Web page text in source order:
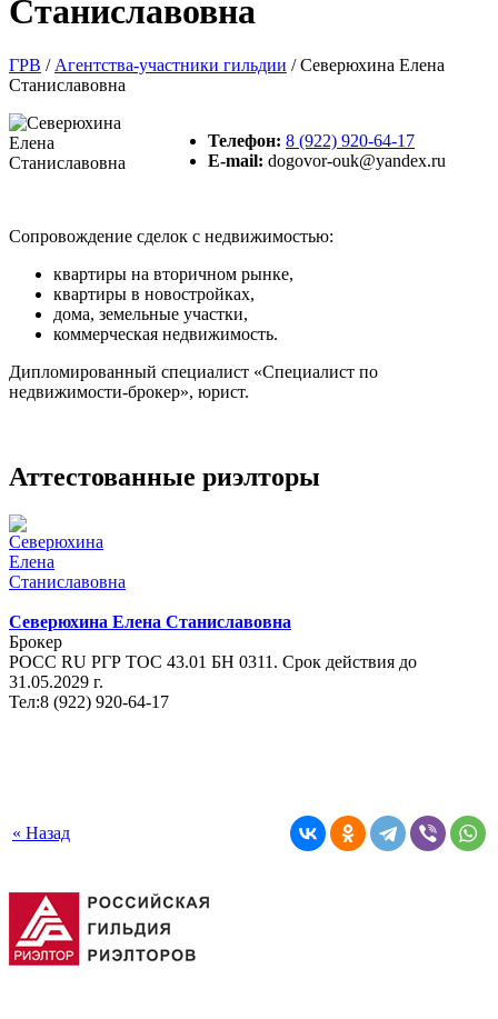
Станиславовна
ГРВ / Агентства-участники гильдии /Северюхина Елена
Станиславовна
Телeфон: 8 (922) 920-64-17
E-mail: dogovor-ouk@yandex.ru
Сопровождение сделок с недвижимостью:
квартиры на вторичном рынке,
квартиры в новостройках,
дома, земельные участки,
коммерческая недвижимость.
Дипломированный специалист «Специалист по
недвижимости-брокер», юрист.
Аттестованные риэлторы
Северюхина Елена Станиславовна
Брокер
РОСС RU РГР ТОС 43.01 БН 0311. Срок действия до
31.05.2029 г.
Тел:8 (922) 920-64-17
« Назад